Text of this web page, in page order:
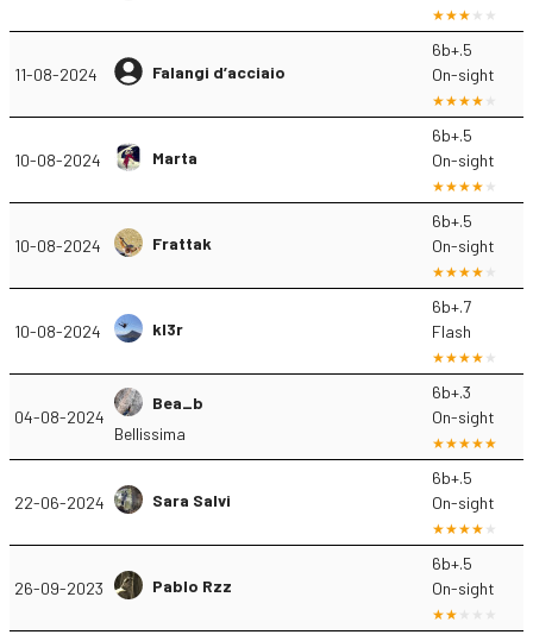
11-08-2024 Falangi d’acciaio
6b+.5
On-sight
10-08-2024 Marta
6b+.5
On-sight
10-08-2024 Frattak
6b+.5
On-sight
10-08-2024 kl3r
6b+.7
Flash
04-08-2024
Bea_b
Bellissima
6b+.3
On-sight
22-06-2024 Sara Salvi
6b+.5
On-sight
26-09-2023 Pablo Rzz
6b+.5
On-sight